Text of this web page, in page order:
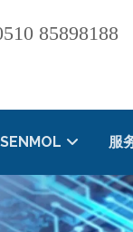
85898188
服